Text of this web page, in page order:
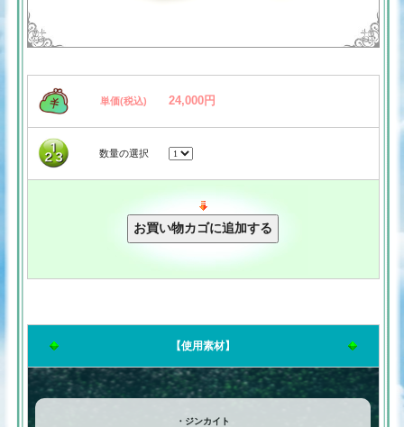
単価(税込) 24,000円
数量の選択
【使用素材】
・ジンカイト